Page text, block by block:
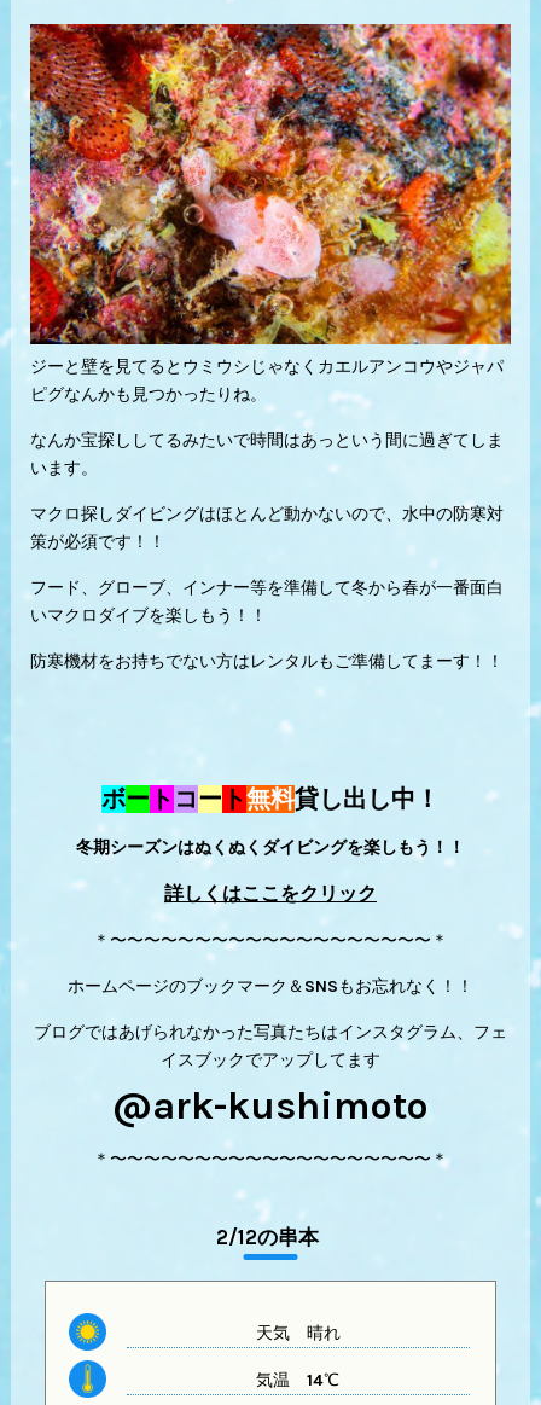
ジーと壁を見てるとウミウシじゃなくカエルアンコウやジャパ
ピグなんかも見つかったりね。
なんか宝探ししてるみたいで時間はあっという間に過ぎてしま
います。
マクロ探しダイビングはほとんど動かないので、水中の防寒対
策が必須です！！
フード、グローブ、インナー等を準備して冬から春が一番面白
いマクロダイブを楽しもう！！
防寒機材をお持ちでない方はレンタルもご準備してまーす！！
ボー ト コー ト無料貸し出し中！
冬期シーズンはぬくぬくダイビングを楽しもう！！
詳しくはここをクリック
＊〜〜〜〜〜〜〜〜〜〜〜〜〜〜〜〜〜〜〜＊
ホームページのブックマーク＆SNSもお忘れなく！！
ブログではあげられなかった写真たちはインスタグラム、フェ
イスブックでアップしてます
@ark-kushimoto
＊〜〜〜〜〜〜〜〜〜〜〜〜〜〜〜〜〜〜〜＊
2/12の串本
天気晴れ
気温 14℃